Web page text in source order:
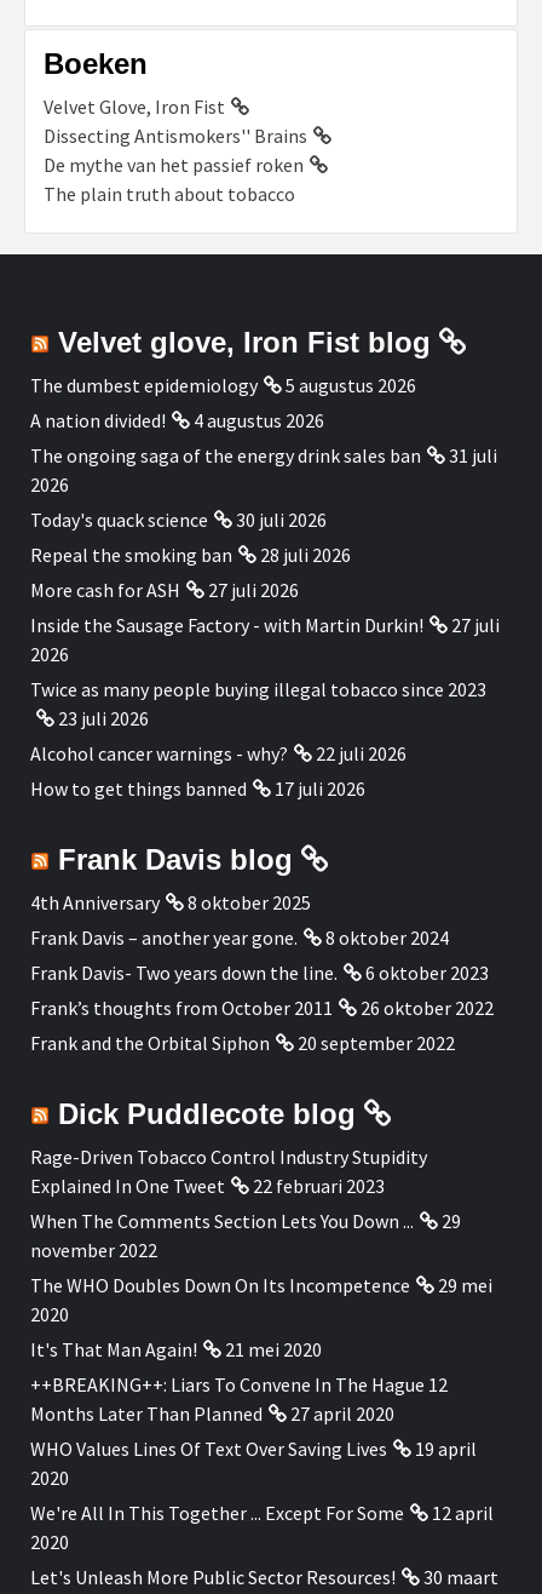
Boeken
Velvet Glove, Iron Fist
Dissecting Antismokers'' Brains
De mythe van het passief roken
The plain truth about tobacco
Velvet glove, Iron Fist blog
The dumbest epidemiology
5 augustus 2026
A nation divided!
4 augustus 2026
The ongoing saga of the energy drink sales ban
31 juli
2026
Today's quack science
30 juli 2026
Repeal the smoking ban
28 juli 2026
More cash for ASH
27 juli 2026
Inside the Sausage Factory - with Martin Durkin!
27 juli
2026
Twice as many people buying illegal tobacco since 2023
23 juli 2026
Alcohol cancer warnings - why?
22 juli 2026
How to get things banned
17 juli 2026
Frank Davis blog
4th Anniversary
8 oktober 2025
Frank Davis – another year gone.
8 oktober 2024
Frank Davis- Two years down the line.
6 oktober 2023
Frank’s thoughts from October 2011
26 oktober 2022
Frank and the Orbital Siphon
20 september 2022
Dick Puddlecote blog
Rage-Driven Tobacco Control Industry Stupidity
Explained In One Tweet
22 februari 2023
When The Comments Section Lets You Down ...
29
november 2022
The WHO Doubles Down On Its Incompetence
29 mei
2020
It's That Man Again!
21 mei 2020
++BREAKING++: Liars To Convene In The Hague 12
Months Later Than Planned
27 april 2020
WHO Values Lines Of Text Over Saving Lives
19 april
2020
We're All In This Together ... Except For Some
12 april
2020
Let's Unleash More Public Sector Resources!
30 maart